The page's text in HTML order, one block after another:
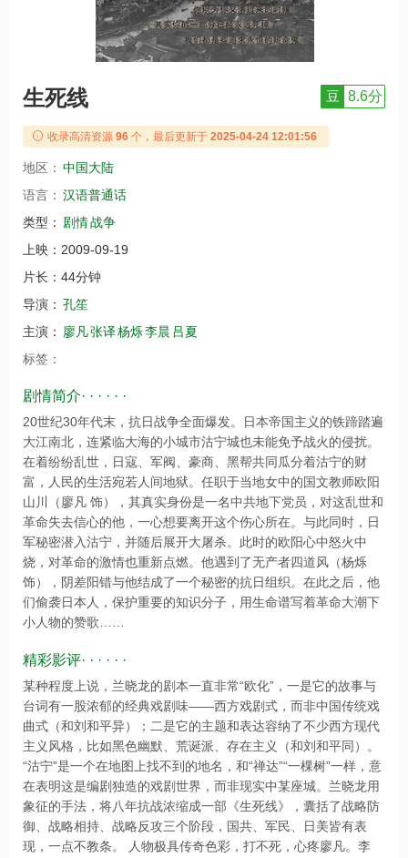
生死线 豆 8.6分
收录高清资源 96 个，最后更新于 2025-04-24 12:01:56
地区： 中国大陆
语言： 汉语普通话
类型： 剧情战争
上映： 2009-09-19
片长： 44分钟
导演： 孔笙
主演： 廖凡张译杨烁李晨 吕夏
标签：
剧情简介· · · · · ·
20世纪30年代末，抗日战争全面爆发。日本帝国主义的铁蹄踏遍
大江南北，连紧临大海的小城市沽宁城也未能免予战火的侵扰。
在着纷纷乱世，日寇、军阀、豪商、黑帮共同瓜分着沽宁的财
富，人民的生活宛若人间地狱。任职于当地女中的国文教师欧阳
山川（廖凡 饰），其真实身份是一名中共地下党员，对这乱世和
革命失去信心的他，一心想要离开这个伤心所在。与此同时，日
军秘密潜入沽宁，并随后展开大屠杀。此时的欧阳心中怒火中
烧，对革命的激情也重新点燃。他遇到了无产者四道风（杨烁
饰），阴差阳错与他结成了一个秘密的抗日组织。在此之后，他
们偷袭日本人，保护重要的知识分子，用生命谱写着革命大潮下
小人物的赞歌……
精彩影评· · · · · ·
某种程度上说，兰晓龙的剧本一直非常“欧化”，一是它的故事与
台词有一股浓郁的经典戏剧味——西方戏剧式，而非中国传统戏
曲式（和刘和平异）；二是它的主题和表达容纳了不少西方现代
主义风格，比如黑色幽默、荒诞派、存在主义（和刘和平同）。
“沽宁”是一个在地图上找不到的地名，和“禅达”“一棵树”一样，意
在表明这是编剧独造的戏剧世界，而非现实中某座城。兰晓龙用
象征的手法，将八年抗战浓缩成一部《生死线》，囊括了战略防
御、战略相持、战略反攻三个阶段，国共、军民、日美皆有表
现，一点不教条。 人物极具传奇色彩，打不死，心疼廖凡。李